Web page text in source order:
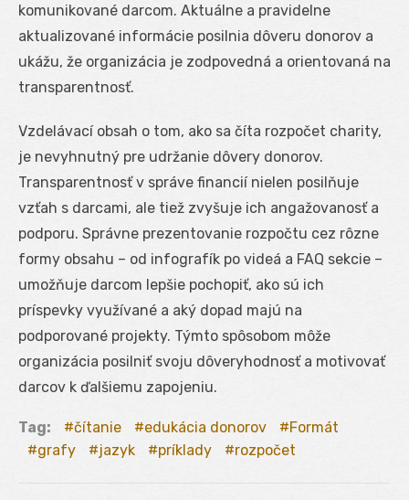
komunikované darcom. Aktuálne a pravidelne
aktualizované informácie posilnia dôveru donorov a
ukážu, že organizácia je zodpovedná a orientovaná na
transparentnosť.
Vzdelávací obsah o tom, ako sa číta rozpočet charity,
je nevyhnutný pre udržanie dôvery donorov.
Transparentnosť v správe financií nielen posilňuje
vzťah s darcami, ale tiež zvyšuje ich angažovanosť a
podporu. Správne prezentovanie rozpočtu cez rôzne
formy obsahu – od infografík po videá a FAQ sekcie –
umožňuje darcom lepšie pochopiť, ako sú ich
príspevky využívané a aký dopad majú na
podporované projekty. Týmto spôsobom môže
organizácia posilniť svoju dôveryhodnosť a motivovať
darcov k ďalšiemu zapojeniu.
Tag: čítanie edukácia donorov
Formát
grafy
jazyk príklady rozpočet